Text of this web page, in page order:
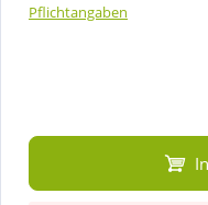
Pflichtangaben